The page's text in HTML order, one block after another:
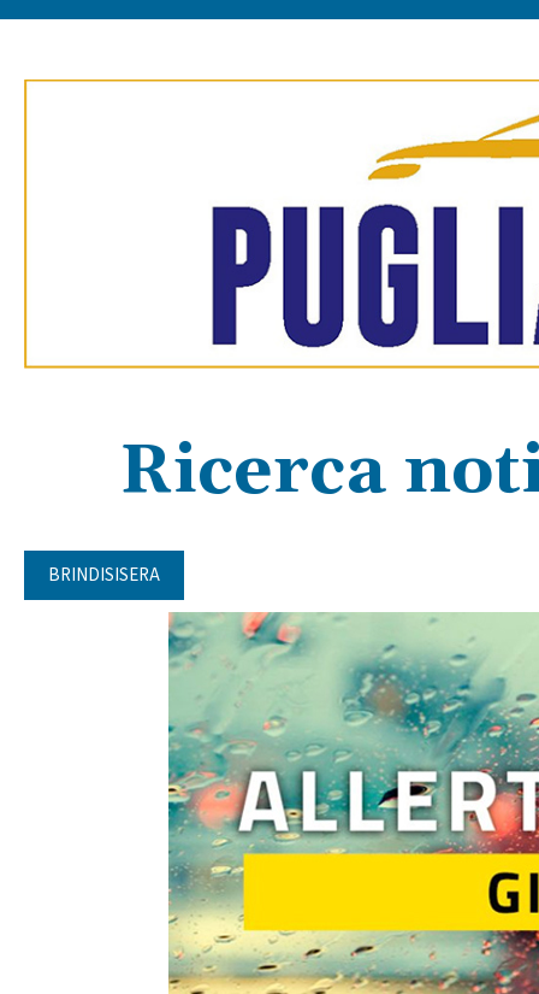
Ricerca
BRINDISISERA